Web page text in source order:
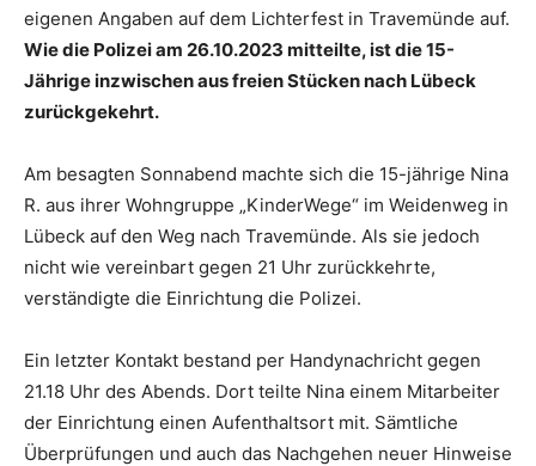
eigenen Angaben auf dem Lichterfest in Travemünde auf.
Wie die Polizei am 26.10.2023 mitteilte, ist die 15-
Jährige inzwischen aus freien Stücken nach Lübeck
zurückgekehrt.
Am besagten Sonnabend machte sich die 15-jährige Nina
R. aus ihrer Wohngruppe „KinderWege“ im Weidenweg in
Lübeck auf den Weg nach Travemünde. Als sie jedoch
nicht wie vereinbart gegen 21 Uhr zurückkehrte,
verständigte die Einrichtung die Polizei.
Ein letzter Kontakt bestand per Handynachricht gegen
21.18 Uhr des Abends. Dort teilte Nina einem Mitarbeiter
der Einrichtung einen Aufenthaltsort mit. Sämtliche
Überprüfungen und auch das Nachgehen neuer Hinweise